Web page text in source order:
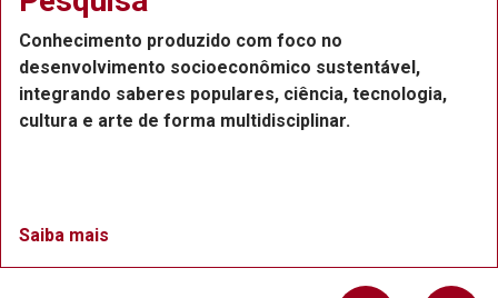
Conhecimento produzido com foco no
desenvolvimento socioeconômico sustentável,
integrando saberes populares, ciência, tecnologia,
cultura e arte de forma multidisciplinar.
Saiba mais